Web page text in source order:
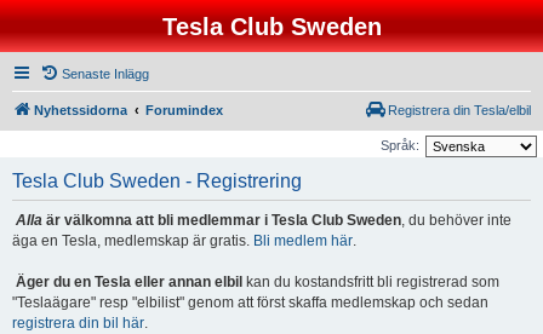
Tesla Club Sweden
Senaste Inlägg
Nyhetssidorna Forumindex Registrera din Tesla/elbil
Språk:
Tesla Club Sweden - Registrering
Alla är välkomna att bli medlemmar i Tesla Club Sweden, du behöver inte
äga en Tesla, medlemskap är gratis. Bli medlem här.
Äger du en Tesla eller annan elbil kan du kostandsfritt bli registrerad som
"Teslaägare" resp "elbilist" genom att först skaffa medlemskap och sedan
registrera din bil här.